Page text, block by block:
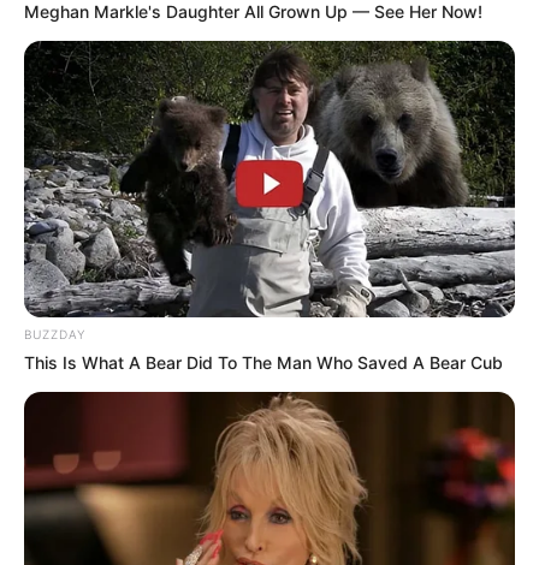
Meghan Markle's Daughter All Grown Up — See Her Now!
BUZZDAY
This Is What A Bear Did To The Man Who Saved A Bear Cub